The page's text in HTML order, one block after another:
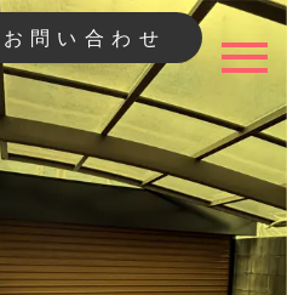
お問い合わせ